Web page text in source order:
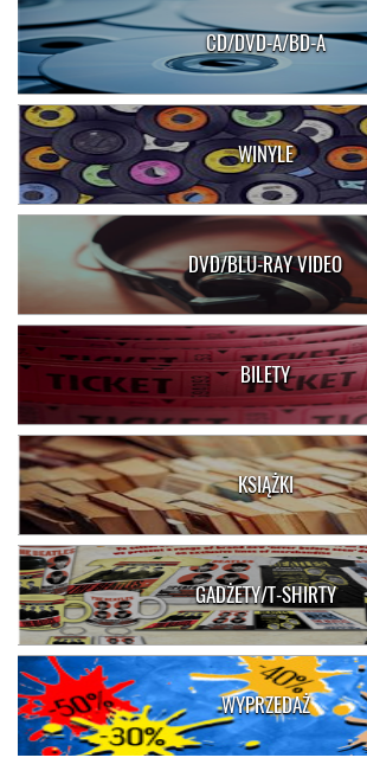
CD/DVD-A/BD-A
WINYLE
DVD/BLU-RAY VIDEO
BILETY
KSIĄŻKI
GADŻETY/T-SHIRTY
WYPRZEDAŻ